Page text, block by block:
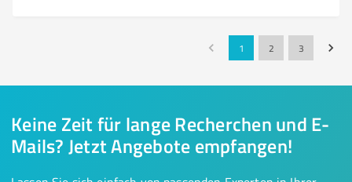
1 2 3
Keine Zeit für lange Recherchen und E-
Mails? Jetzt Angebote empfangen!